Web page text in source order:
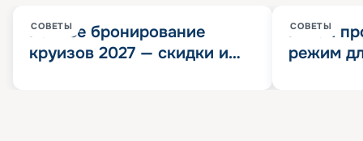
СОВЕТЫ
Раннее бронирование
круизов 2027 — скидки и
СОВЕТЫ
Китай
режим